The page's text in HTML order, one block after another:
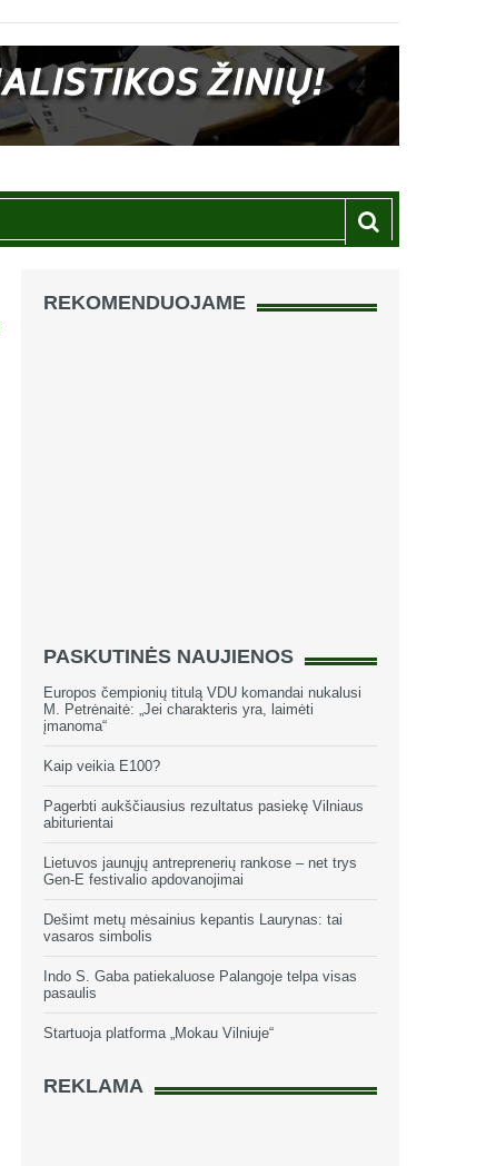
REKOMENDUOJAME
PASKUTINĖS NAUJIENOS
Europos čempionių titulą VDU komandai nukalusi
M. Petrėnaitė: „Jei charakteris yra, laimėti
įmanoma“
Kaip veikia E100?
Pagerbti aukščiausius rezultatus pasiekę Vilniaus
abiturientai
Lietuvos jaunųjų antreprenerių rankose – net trys
Gen-E festivalio apdovanojimai
Dešimt metų mėsainius kepantis Laurynas: tai
vasaros simbolis
Indo S. Gaba patiekaluose Palangoje telpa visas
pasaulis
Startuoja platforma „Mokau Vilniuje“
REKLAMA